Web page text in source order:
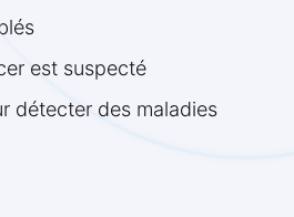
est suspecté
détecter des maladies